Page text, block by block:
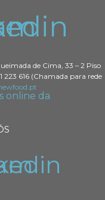
de Cima, 33 – 2 Piso
223 616 (Chamada para rede